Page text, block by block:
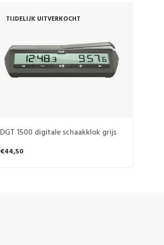
TIJDELIJK UITVERKOCHT
DGT 1500 digitale schaakklok grijs
€44,50